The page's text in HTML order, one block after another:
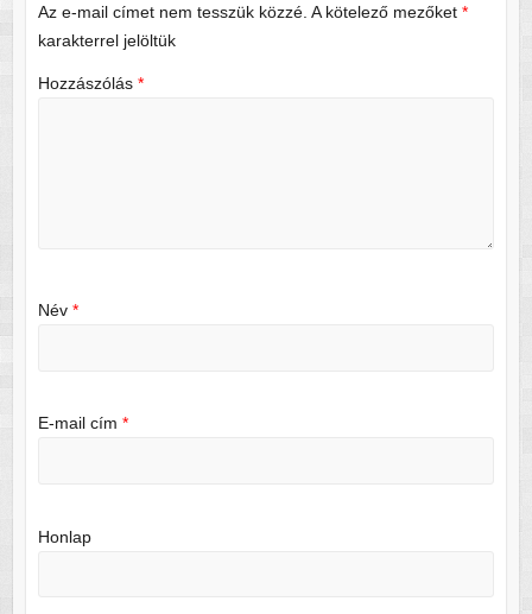
Az e-mail címet nem tesszük közzé. A kötelező mezőket *
karakterrel jelöltük
Hozzászólás *
Név *
E-mail cím *
Honlap